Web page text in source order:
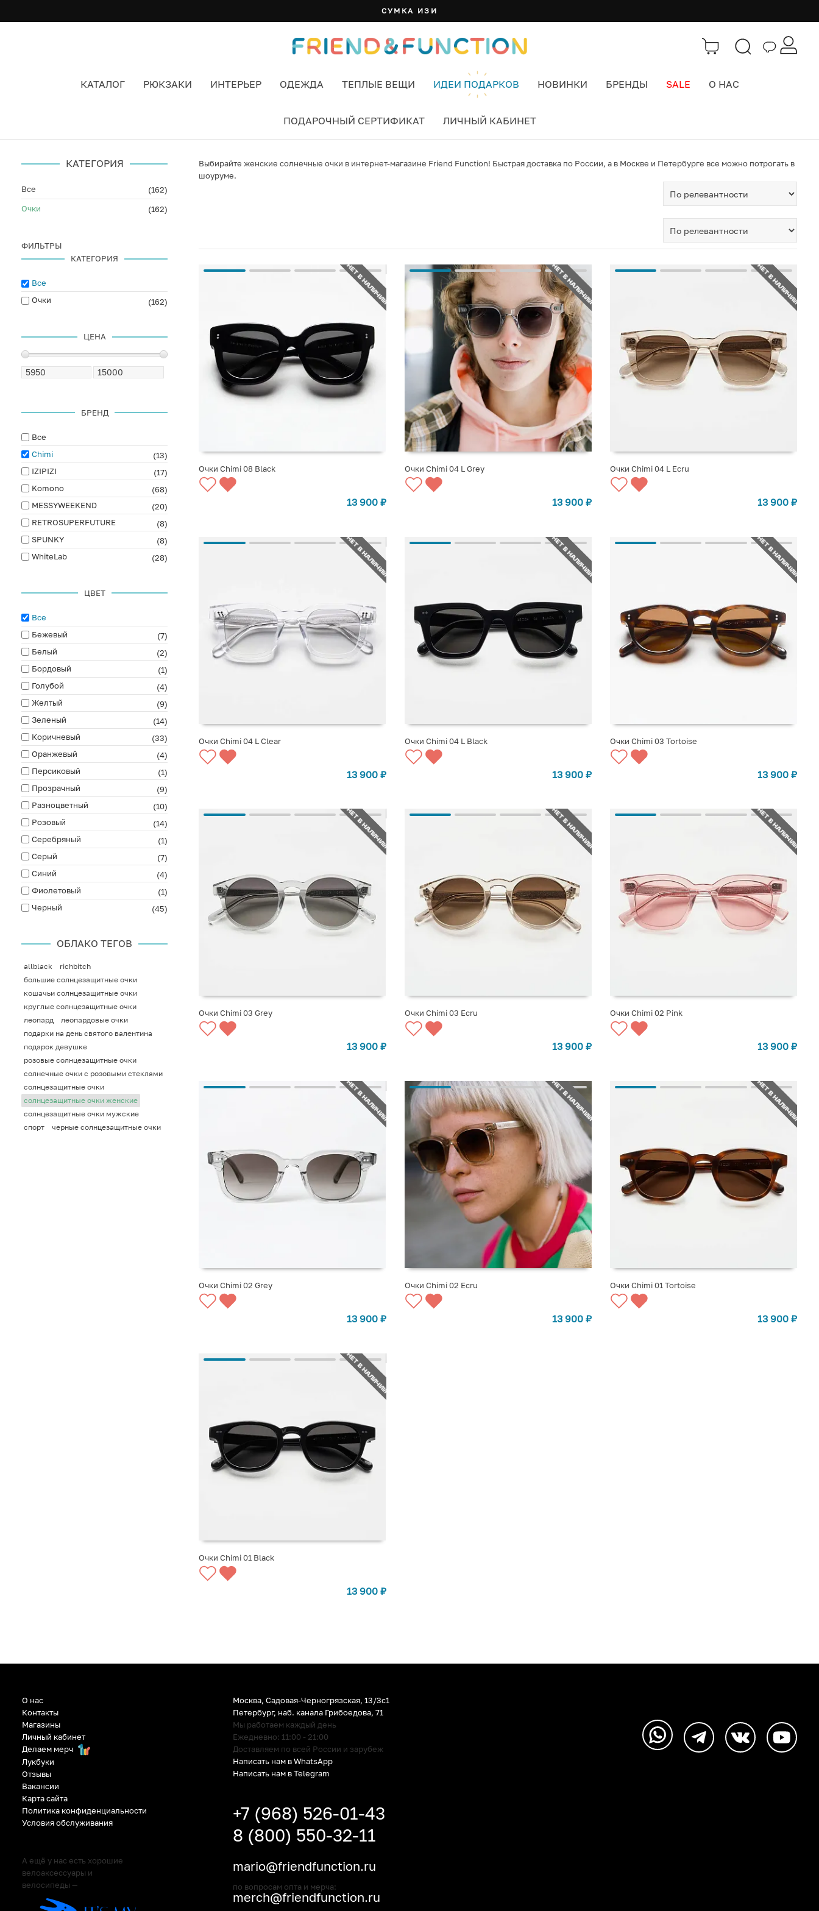
СУМКА ИЗИ
КАТАЛОГ РЮКЗАКИ ИНТЕРЬЕР ОДЕЖДА ТЕПЛЫЕ ВЕЩИ ИДЕИ ПОДАРКОВ НОВИНКИ БРЕНДЫ SALE О НАС
ПОДАРОЧНЫЙ СЕРТИФИКАТ ЛИЧНЫЙ КАБИНЕТ
Выбирайте женские солнечные очки в интернет-магазине Friend Function! Быстрая доставка по России, а в Москве и Петербурге все можно потрогать в
шоуруме.
НЕТ В НАЛИЧИИ
СООБЩИТЬ О ПОСТУПЛЕНИИ
Очки Chimi 08 Black
13 900 ₽
НЕТ В НАЛИЧИИ
СООБЩИТЬ О ПОСТУПЛЕНИИ
Очки Chimi 04 L Grey
13 900 ₽
НЕТ В НАЛИЧИИ
СООБЩИТЬ О ПОСТУПЛЕНИИ
Очки Chimi 04 L Ecru
13 900 ₽
НЕТ В НАЛИЧИИ
СООБЩИТЬ О ПОСТУПЛЕНИИ
Очки Chimi 04 L Clear
13 900 ₽
НЕТ В НАЛИЧИИ
СООБЩИТЬ О ПОСТУПЛЕНИИ
Очки Chimi 04 L Black
13 900 ₽
НЕТ В НАЛИЧИИ
СООБЩИТЬ О ПОСТУПЛЕНИИ
Очки Chimi 03 Tortoise
13 900 ₽
НЕТ В НАЛИЧИИ
СООБЩИТЬ О ПОСТУПЛЕНИИ
Очки Chimi 03 Grey
13 900 ₽
НЕТ В НАЛИЧИИ
СООБЩИТЬ О ПОСТУПЛЕНИИ
Очки Chimi 03 Ecru
13 900 ₽
НЕТ В НАЛИЧИИ
СООБЩИТЬ О ПОСТУПЛЕНИИ
Очки Chimi 02 Pink
13 900 ₽
НЕТ В НАЛИЧИИ
СООБЩИТЬ О ПОСТУПЛЕНИИ
Очки Chimi 02 Grey
13 900 ₽
НЕТ В НАЛИЧИИ
СООБЩИТЬ О ПОСТУПЛЕНИИ
Очки Chimi 02 Ecru
13 900 ₽
НЕТ В НАЛИЧИИ
СООБЩИТЬ О ПОСТУПЛЕНИИ
Очки Chimi 01 Tortoise
13 900 ₽
НЕТ В НАЛИЧИИ
СООБЩИТЬ О ПОСТУПЛЕНИИ
Очки Chimi 01 Black
13 900 ₽
КАТЕГОРИЯ
Все
(162)
Очки
(162)
ФИЛЬТРЫ
КАТЕГОРИЯ
Все
Очки
(162)
ЦЕНА
БРЕНД
Все
Chimi
(13)
IZIPIZI
(17)
Komono
(68)
MESSYWEEKEND
(20)
RETROSUPERFUTURE
(8)
SPUNKY
(8)
WhiteLab
(28)
ЦВЕТ
Все
Бежевый
(7)
Белый
(2)
Бордовый
(1)
Голубой
(4)
Желтый
(9)
Зеленый
(14)
Коричневый
(33)
Оранжевый
(4)
Персиковый
(1)
Прозрачный
(9)
Разноцветный
(10)
Розовый
(14)
Серебряный
(1)
Серый
(7)
Синий
(4)
Фиолетовый
(1)
Черный
(45)
ОБЛАКО ТЕГОВ
allblack
richbitch
большие солнцезащитные очки
кошачьи солнцезащитные очки
круглые солнцезащитные очки
леопард
леопардовые очки
подарки на день святого валентина
подарок девушке
розовые солнцезащитные очки
солнечные очки с розовыми стеклами
солнцезащитные очки
солнцезащитные очки женские
солнцезащитные очки мужские
спорт
черные солнцезащитные очки
О нас
Контакты
Магазины
Личный кабинет
Делаем мерч
Лукбуки
Отзывы
Вакансии
Карта сайта
Политика конфиденциальности
Условия обслуживания
А ещё у нас есть хорошие
велоаксессуары и
велосипеды —
Москва, Садовая-Черногрязская, 13/3c1
Петербург, наб. канала Грибоедова, 71
Мы работаем каждый день
Ежедневно: 11:00 - 21:00
Доставляем по всей России и зарубеж
Написать нам в WhatsApp
Написать нам в Telegram
+7 (968) 526-01-43
8 (800) 550-32-11
mario@friendfunction.ru
по вопросам опта и мерча:
merch@friendfunction.ru